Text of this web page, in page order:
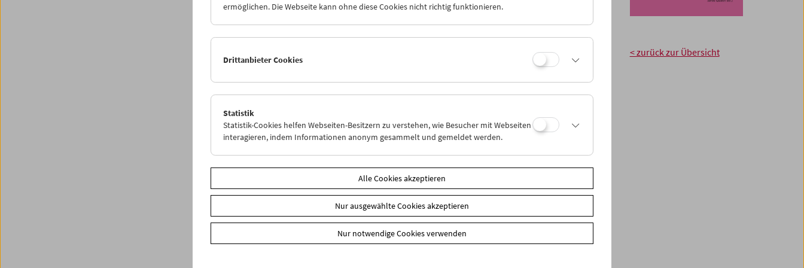
Arbeit ganz außerordentlich.
Es ist darüber hinaus sehr erfreulich, dassUncle Boonmeebald in den österreichischen Kinos
im Verleih des Stadtkinos zu sehen sein wird.
Das Filmmuseum widmete Weerasethakul im März 2009 eine Gesamtretrospektive und ist
Fotos März 2009
< zurück zur Übersicht
Share on
ermöglichen. Die Webseite kann ohne diese Cookies nicht richtig funktionieren.
Drittanbieter Cookies
Statistik
Statistik-Cookies helfen Webseiten-Besitzern zu verstehen, wie Besucher mit Webseiten
interagieren, indem Informationen anonym gesammelt und gemeldet werden.
Alle Cookies akzeptieren
Nur ausgewählte Cookies akzeptieren
Nur notwendige Cookies verwenden